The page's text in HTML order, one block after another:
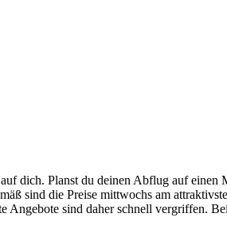
dich. Planst du deinen Abflug auf
sind die Preise mittwochs am
Angebote sind daher schnell vergriffen.